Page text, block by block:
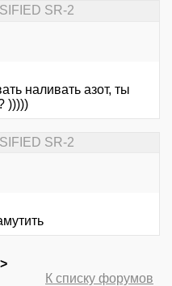
SR-2
наливать азот, ты
)))))
SR-2
>
К списку форумов